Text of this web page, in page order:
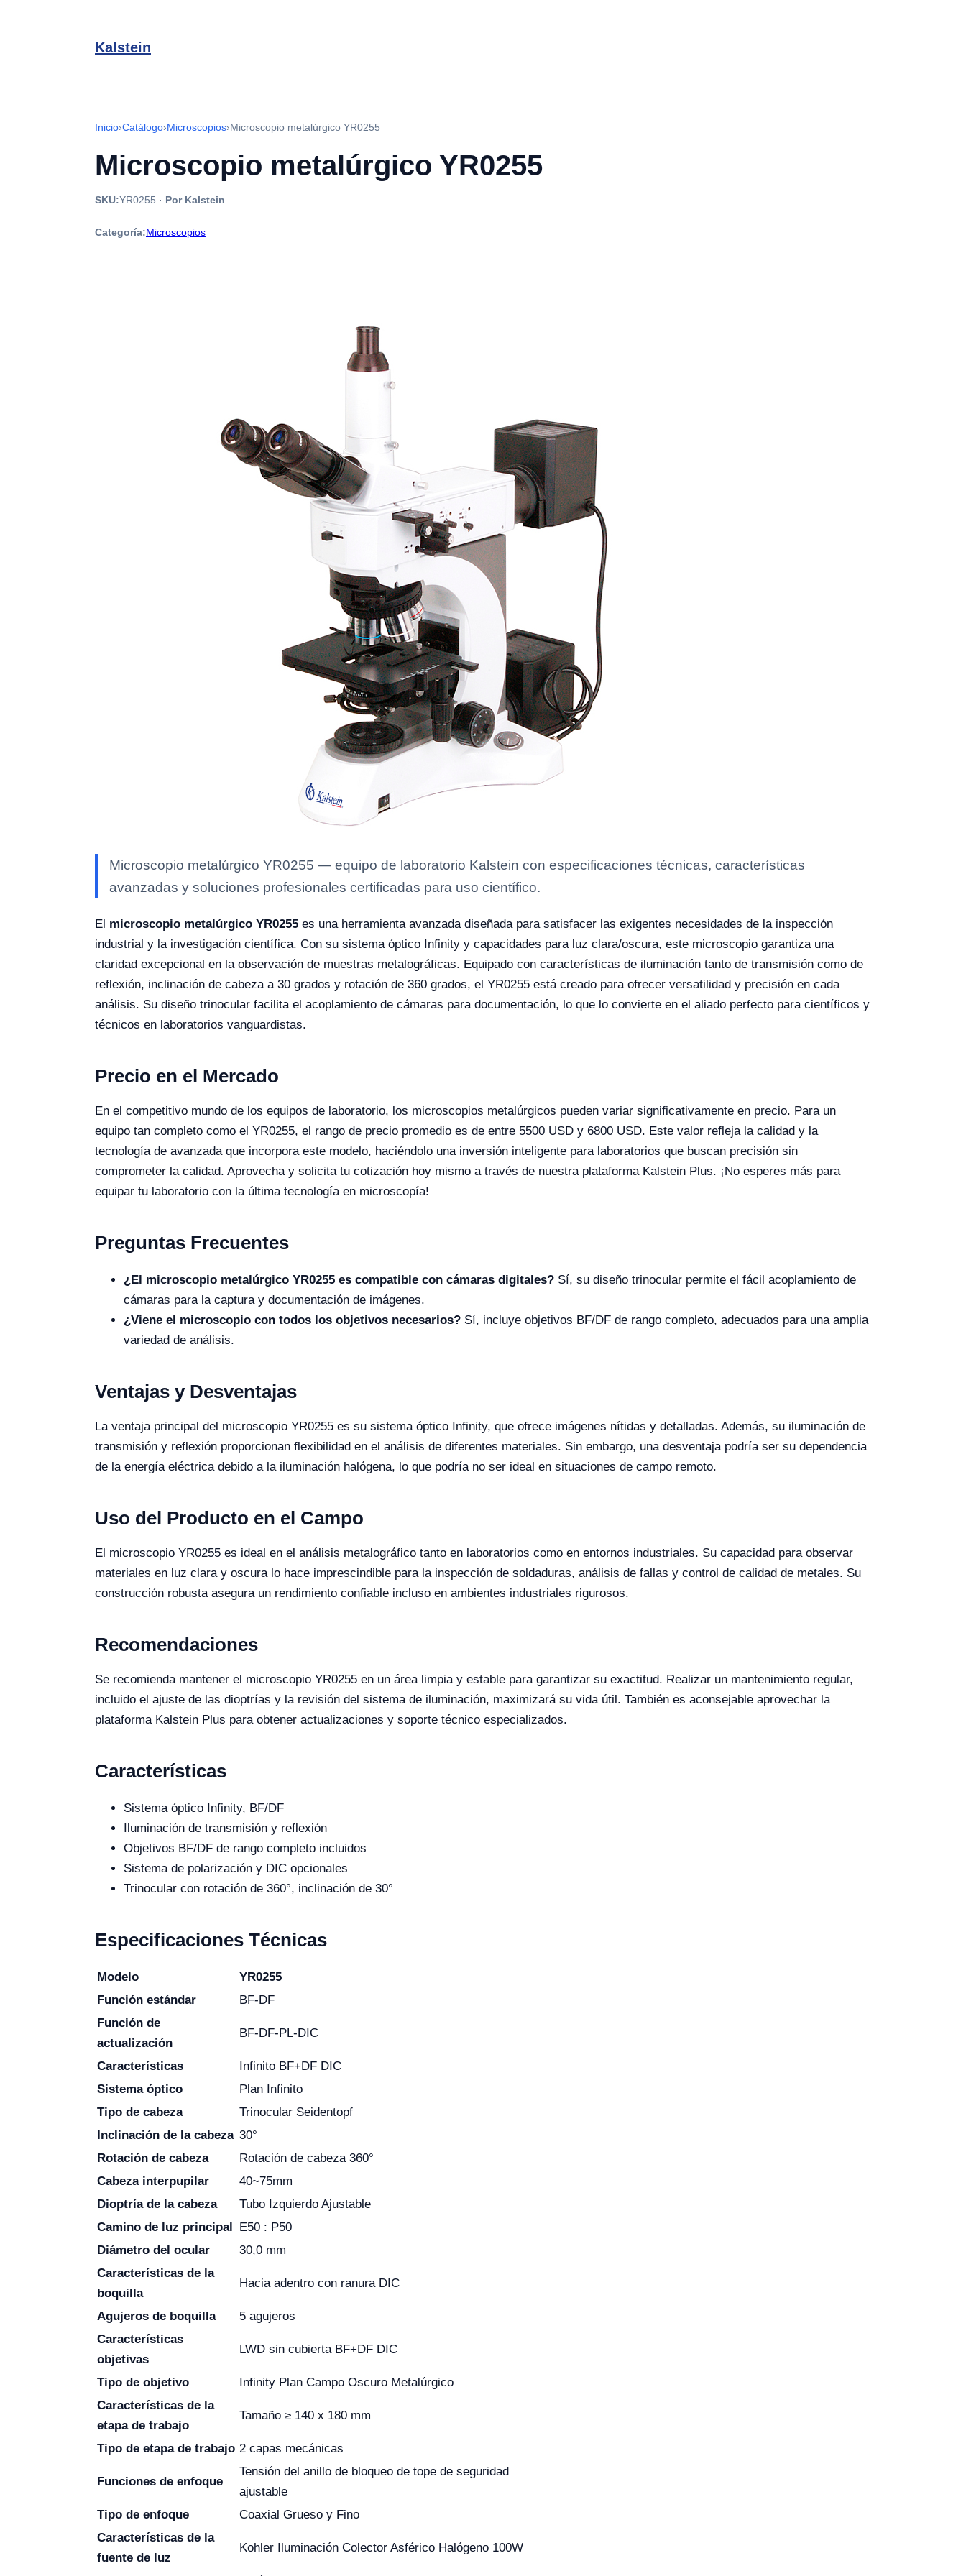
Kalstein
Inicio›Catálogo›Microscopios›Microscopio metalúrgico YR0255
Microscopio metalúrgico YR0255
SKU:YR0255 · Por Kalstein
Categoría:Microscopios
Microscopio metalúrgico YR0255 — equipo de laboratorio Kalstein con especificaciones técnicas, características
avanzadas y soluciones profesionales certificadas para uso científico.
El microscopio metalúrgico YR0255 es una herramienta avanzada diseñada para satisfacer las exigentes necesidades de la inspección
industrial y la investigación científica. Con su sistema óptico Infinity y capacidades para luz clara/oscura, este microscopio garantiza una
claridad excepcional en la observación de muestras metalográficas. Equipado con características de iluminación tanto de transmisión como de
reflexión, inclinación de cabeza a 30 grados y rotación de 360 grados, el YR0255 está creado para ofrecer versatilidad y precisión en cada
análisis. Su diseño trinocular facilita el acoplamiento de cámaras para documentación, lo que lo convierte en el aliado perfecto para científicos y
técnicos en laboratorios vanguardistas.
Precio en el Mercado
En el competitivo mundo de los equipos de laboratorio, los microscopios metalúrgicos pueden variar significativamente en precio. Para un
equipo tan completo como el YR0255, el rango de precio promedio es de entre 5500 USD y 6800 USD. Este valor refleja la calidad y la
tecnología de avanzada que incorpora este modelo, haciéndolo una inversión inteligente para laboratorios que buscan precisión sin
comprometer la calidad. Aprovecha y solicita tu cotización hoy mismo a través de nuestra plataforma Kalstein Plus. ¡No esperes más para
equipar tu laboratorio con la última tecnología en microscopía!
Preguntas Frecuentes
¿El microscopio metalúrgico YR0255 es compatible con cámaras digitales? Sí, su diseño trinocular permite el fácil acoplamiento de
cámaras para la captura y documentación de imágenes.
¿Viene el microscopio con todos los objetivos necesarios? Sí, incluye objetivos BF/DF de rango completo, adecuados para una amplia
variedad de análisis.
Ventajas y Desventajas
La ventaja principal del microscopio YR0255 es su sistema óptico Infinity, que ofrece imágenes nítidas y detalladas. Además, su iluminación de
transmisión y reflexión proporcionan flexibilidad en el análisis de diferentes materiales. Sin embargo, una desventaja podría ser su dependencia
de la energía eléctrica debido a la iluminación halógena, lo que podría no ser ideal en situaciones de campo remoto.
Uso del Producto en el Campo
El microscopio YR0255 es ideal en el análisis metalográfico tanto en laboratorios como en entornos industriales. Su capacidad para observar
materiales en luz clara y oscura lo hace imprescindible para la inspección de soldaduras, análisis de fallas y control de calidad de metales. Su
construcción robusta asegura un rendimiento confiable incluso en ambientes industriales rigurosos.
Recomendaciones
Se recomienda mantener el microscopio YR0255 en un área limpia y estable para garantizar su exactitud. Realizar un mantenimiento regular,
incluido el ajuste de las dioptrías y la revisión del sistema de iluminación, maximizará su vida útil. También es aconsejable aprovechar la
plataforma Kalstein Plus para obtener actualizaciones y soporte técnico especializados.
Características
Sistema óptico Infinity, BF/DF
Iluminación de transmisión y reflexión
Objetivos BF/DF de rango completo incluidos
Sistema de polarización y DIC opcionales
Trinocular con rotación de 360°, inclinación de 30°
Especificaciones Técnicas
Modelo
YR0255
Función estándar
BF-DF
Función de
actualización
BF-DF-PL-DIC
Características
Infinito BF+DF DIC
Sistema óptico
Plan Infinito
Tipo de cabeza
Trinocular Seidentopf
Inclinación de la cabeza 30°
Rotación de cabeza
Rotación de cabeza 360°
Cabeza interpupilar
40~75mm
Dioptría de la cabeza
Tubo Izquierdo Ajustable
Camino de luz principal E50 : P50
Diámetro del ocular
30,0 mm
Características de la
boquilla
Hacia adentro con ranura DIC
Agujeros de boquilla
5 agujeros
Características
objetivas
LWD sin cubierta BF+DF DIC
Tipo de objetivo
Infinity Plan Campo Oscuro Metalúrgico
Características de la
etapa de trabajo
Tamaño ≥ 140 x 180 mm
Tipo de etapa de trabajo 2 capas mecánicas
Funciones de enfoque
Tensión del anillo de bloqueo de tope de seguridad
ajustable
Tipo de enfoque
Coaxial Grueso y Fino
Características de la
fuente de luz
Kohler Iluminación Colector Asférico Halógeno 100W